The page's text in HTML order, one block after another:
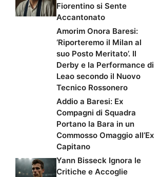
Fiorentino si Sente
Accantonato
Amorim Onora Baresi:
‘Riporteremo il Milan al
suo Posto Meritato’. Il
Derby e la Performance di
Leao secondo il Nuovo
Tecnico Rossonero
Addio a Baresi: Ex
Compagni di Squadra
Portano la Bara in un
Commosso Omaggio all’Ex
Capitano
Yann Bisseck Ignora le
Critiche e Accoglie